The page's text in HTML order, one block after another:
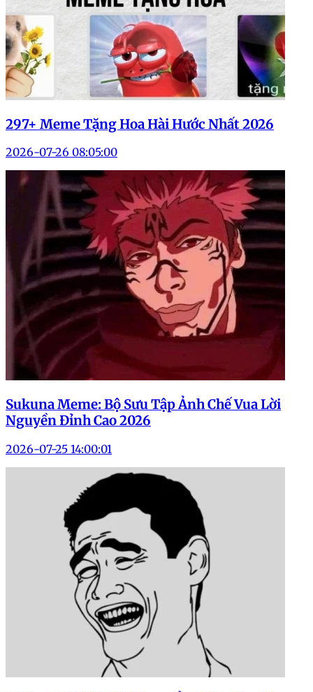
297+ Meme Tặng Hoa Hài Hước Nhất 2026
2026-07-26 08:05:00
Sukuna Meme: Bộ Sưu Tập Ảnh Chế Vua Lời
Nguyền Đỉnh Cao 2026
2026-07-25 14:00:01